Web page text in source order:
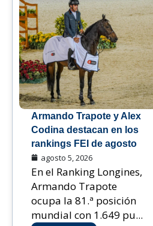
Armando Trapote y Alex
Codina destacan en los
rankings FEI de agosto
agosto 5, 2026
En el Ranking Longines,
Armando Trapote
ocupa la 81.ª posición
mundial con 1.649 pu...